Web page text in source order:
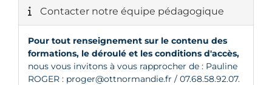
Contacter notre équipe pédagogique
Pour tout renseignement sur le contenu des
formations, le déroulé et les conditions d'accès,
nous vous invitons à vous rapprocher de : Pauline
ROGER : proger@ottnormandie.fr / 07.68.58.92.07.